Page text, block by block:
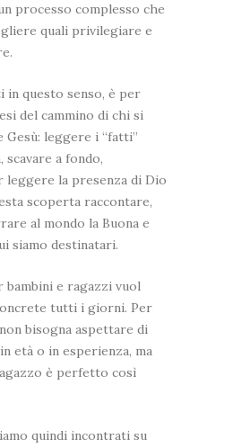
processo complesso che
quali privilegiare e
in questo senso, è per
del cammino di chi si
Gesù: leggere i “fatti”
a fondo,
la presenza di Dio
scoperta raccontare,
al mondo la Buona e
siamo destinatari.
bambini e ragazzi vuol
tutti i giorni. Per
bisogna aspettare di
età o in esperienza, ma
è perfetto così
quindi incontrati su